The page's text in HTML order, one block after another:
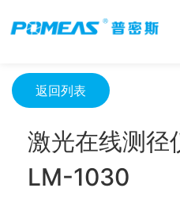
激光在线测径仪入手参考：
返回列表
激光在线测径
LM-1030